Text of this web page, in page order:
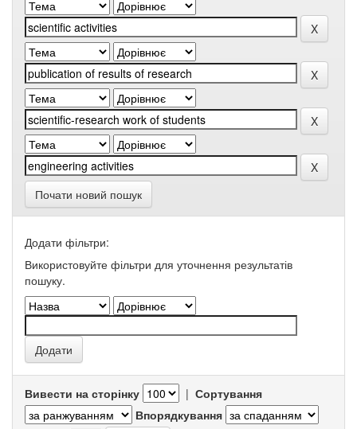
Почати новий пошук
Додати фільтри:
Використовуйте фільтри для уточнення результатів
пошуку.
Вивести на сторінку | Сортування
Впорядкування